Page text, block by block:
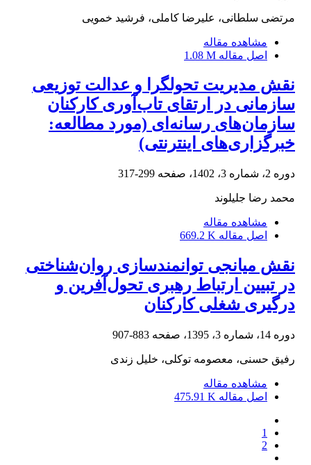
مرتضی سلطانی، علیرضا کاملی، فرشید خمویی
مشاهده مقاله
اصل مقاله 1.08 M
نقش مدیریت تحولگرا و عدالت توزیعی
سازمانی در ارتقای تاب‌آوری کارکنان
سازمان‌های رسانه‌ای (مورد مطالعه:
خبرگزاری‌های اینترنتی)
دوره 2، شماره 3، 1402، صفحه 299-317
محمد رضا جلیلوند
مشاهده مقاله
اصل مقاله 669.2 K
نقش میانجی توانمندسازی روان‌شناختی
در تبیین ارتباط رهبری تحول‌آفرین و
درگیری شغلی کارکنان
دوره 14، شماره 3، 1395، صفحه 883-907
رفیق حسنی، معصومه توکلی، خلیل زندی
مشاهده مقاله
اصل مقاله 475.91 K
1
2